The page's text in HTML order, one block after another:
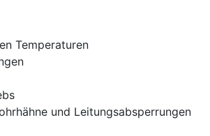
Temperaturen
und Leitungsabsperrungen